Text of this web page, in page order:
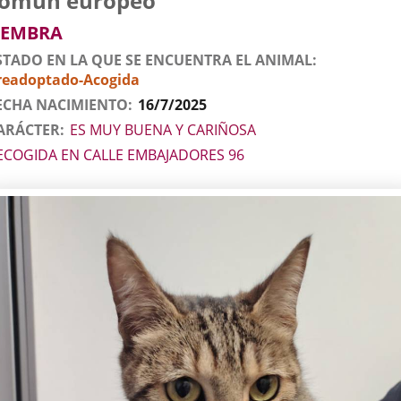
EN LA QUE SE ENCUENTRA EL ANIMAL
Acogida
NACIMIENTO 16/7/2025
ES MUY BUENA Y CARIÑOSA
EN CALLE EMBAJADORES 96